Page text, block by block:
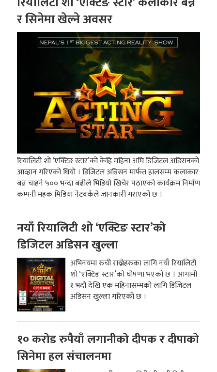
र सिनेमा खेल्ने अवसर
रियालिटी शो ‘एक्टिङ स्टार’को केहि महिना अघि डिजिटल अडिसनको
आव्हान गरिएको थियो । डिजिटल अडिसन मार्फत हालसम्म कलाकार
बन्न चाहने ५०० भन्दा बढीले भिडियो खिचेर पठाएको कार्यक्रम निर्माण
कम्पनी महक मिडिया नेटवर्कले जानकारी गराएको छ ।
नयाँ रियालिटी शो ‘एक्टिङ स्टार’को
डिजिटल अडिसन खुल्ला
अभिनयमा रुची राख्नेहरुका लागि नयाँ रियालिटी
शो ‘एक्टिङ स्टार’को घोषणा भएको छ । आगामी
१ भदौ देखि एक महिनासम्मको लागि डिजिटल
अडिसन खुल्ला गरिएको छ ।
१० करोड रुपैयाँ लगानीको दीपक र दीपाको
सिनेमा हल संचालनमा